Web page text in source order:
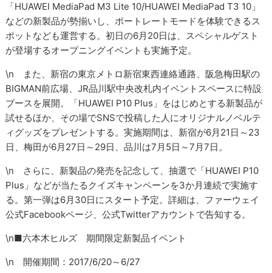
「HUAWEI MediaPad M3 Lite 10/HUAWEI MediaPad T3 10」
などの新製品が勢揃いし、ポートレートモードを体験できるス
ポットなども運営する。初日の6月20日は、スペシャルゲスト
が登場するオープニングイベントも実施予定。
\n また、新宿の東京メトロ新宿東西連絡通路、阪急梅田駅の
BIGMAN前広場、JR品川駅中央改札内イベントスペースに特設
ブースを展開。「HUAWEI P10 Plus」をはじめとする新製品が
試せるほか、その場でSNSで投稿した人にオリジナルノベルテ
ィグッズをプレゼントする。実施期間は、新宿が6月21日～23
日、梅田が6月27日～29日、品川は7月5日～7月7日。
\n さらに、新製品の発売を記念して、抽選で「HUAWEI P10
Plus」などが当たるクイズキャンペーンを3か月連続で実施す
る。第一弾は6月30日にスタート予定。詳細は、ファーウェイ
公式Facebookページ、公式Twitterアカウントで告知する。
\n■六本木ヒルズ 期間限定新製品イベント
\n 開催期間：2017/6/20～6/27